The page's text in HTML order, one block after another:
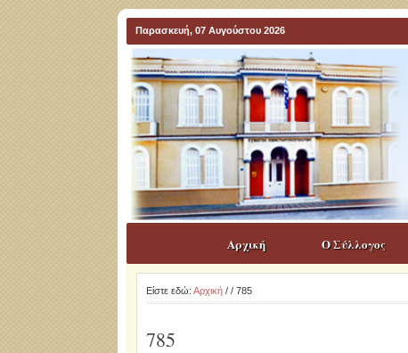
Παρασκευή, 07 Αυγούστου 2026
Αρχική Ο Σύλλογος
Είστε εδώ: Αρχική/ / 785
785